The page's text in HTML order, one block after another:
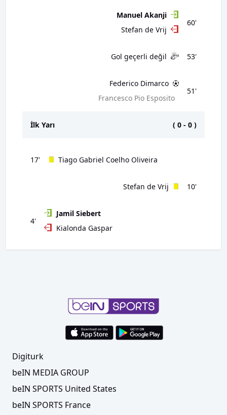
60'
Manuel Akanji
Stefan de Vrij
53'
Gol geçerli değil
51'
Federico Dimarco
Francesco Pio Esposito
İlk Yarı ( 0 - 0 )
17' Tiago Gabriel Coelho Oliveira
10'
Stefan de Vrij
4'
Jamil Siebert
Kialonda Gaspar
Digiturk
beIN MEDIA GROUP
beIN SPORTS United States
beIN SPORTS France